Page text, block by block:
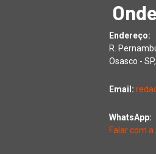
Endereço:
R.
Osasco -
Email:
WhatsApp:
Falar com